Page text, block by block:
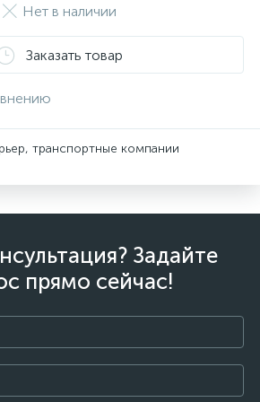
Нет в наличии
Заказать товар
транспортные компании
Задайте
прямо сейчас!